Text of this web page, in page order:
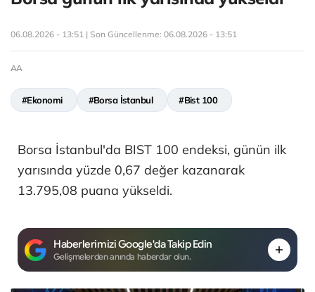
06.08.2026 - 13:51 | Son Güncellenme: 06.08.2026 - 13:51
AA
#Ekonomi #Borsa İstanbul #Bist 100
Borsa İstanbul'da BIST 100 endeksi, günün ilk
yarısında yüzde 0,67 değer kazanarak
13.795,08 puana yükseldi.
Haberlerimizi Google'da Takip Edin
Gelişmelerden anında haberdar olun.